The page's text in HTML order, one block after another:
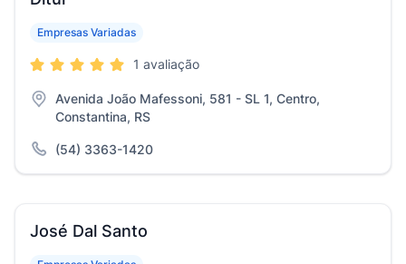
Empresas Variadas
1 avaliação
Avenida João Mafessoni, 581 - SL 1, Centro,
Constantina, RS
(54) 3363-1420
José Dal Santo